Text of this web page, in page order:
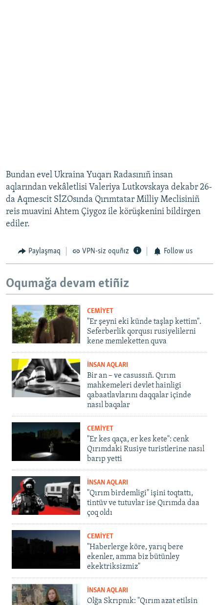
Bundan evel Ukraina Yuqarı Radasınıñ insan
aqlarından vekâletlisi Valeriya Lutkovskaya dekabr 26-
da Aqmescit SİZOsında Qırımtatar Milliy Meclisiniñ
reis muavini Ahtem Çiygoz ile körüşkenini bildirgen
ediler.
Paylaşmaq VPN-siz oquñız Follow us
Oqumağa devam etiñiz
CEMİYET
"Er şeyni eki künde taşlap kettim".
Seferberlik qorqusı rusiyelilerni
kene memleketten quva
İNSAN AQLARI
Bir an – ve casussıñ. Qırım
mahkemeleri devlet hainligi
qabaatlavlarını daqqalar içinde
nasıl baqalar
CEMİYET
"Er kes qaça, er kes kete": cenk
Qırımdaki Rusiye turistlerine nasıl
barıp yetti
İNSAN AQLARI
"Qırım birdemligi" işini toqtattı,
tintüv ve tutuvlar ise Qırımda daa
çoq oldı
CEMİYET
"Haberlerge köre, yarıq bere
ekenler, amma biz bütünley
ekektriksizmiz"
İNSAN AQLARI
Olğa Skrıpnık: "Qırım azat etilsin